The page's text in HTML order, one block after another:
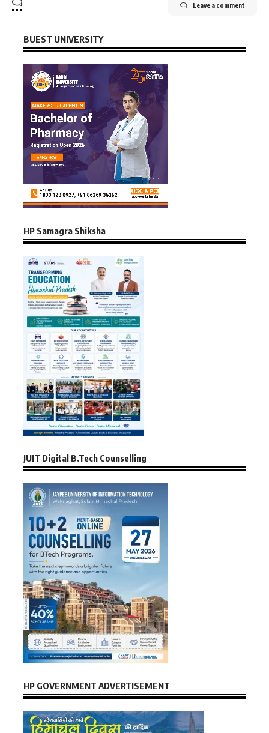
Leave a comment
BUEST UNIVERSITY
HP Samagra Shiksha
JUIT Digital B.Tech Counselling
HP GOVERNMENT ADVERTISEMENT